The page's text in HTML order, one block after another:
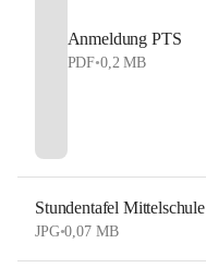
Anmeldung PTS
PDF•0,2 MB
Stundentafel Mittelschule
JPG•0,07 MB